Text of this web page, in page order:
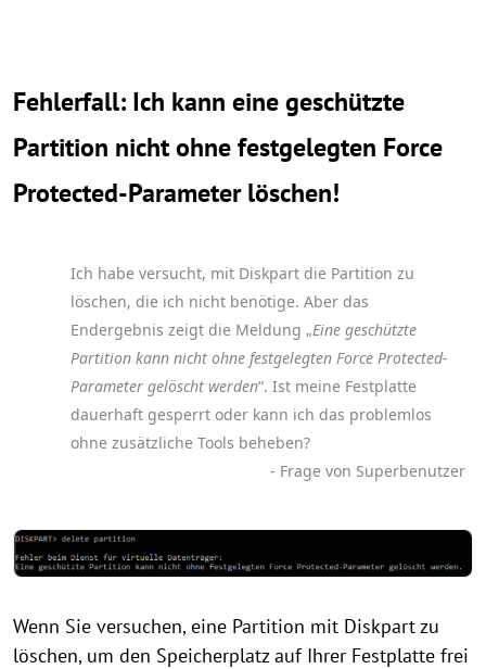
Fehlerfall: Ich kann eine geschützte
Partition nicht ohne festgelegten Force
Protected-Parameter löschen!
Ich habe versucht, mit Diskpart die Partition zu
löschen, die ich nicht benötige. Aber das
Endergebnis zeigt die Meldung „Eine geschützte
Partition kann nicht ohne festgelegten Force Protected-
Parameter gelöscht werden“. Ist meine Festplatte
dauerhaft gesperrt oder kann ich das problemlos
ohne zusätzliche Tools beheben?
- Frage von Superbenutzer
Wenn Sie versuchen, eine Partition mit Diskpart zu
löschen, um den Speicherplatz auf Ihrer Festplatte frei